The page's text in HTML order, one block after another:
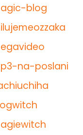
blog
na-poslani